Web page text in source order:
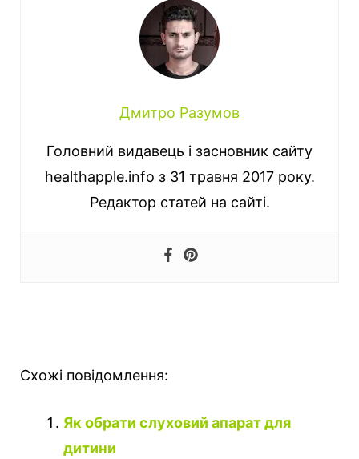
Дмитро Разумов
Головний видавець і засновник сайту
healthapple.info з 31 травня 2017 року.
Редактор статей на сайті.
Схожі повідомлення:
Як обрати слуховий апарат для
дитини